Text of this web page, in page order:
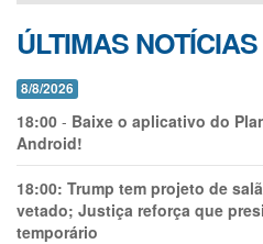
ÚLTIMAS NOTÍCIAS
8/8/2026
18:00 - Baixe o aplicativo do
Android!
18:00: Trump tem projeto de
vetado; Justiça reforça que
temporário